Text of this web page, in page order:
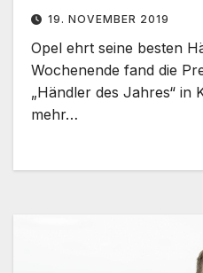
19. NOVEMBER 2019
Opel ehrt seine besten
Wochenende fand die
„Händler des Jahres“ in
mehr…